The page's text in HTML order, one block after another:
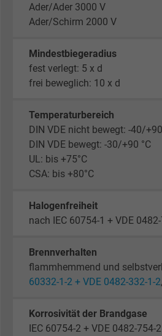
Ader/Ader 3000 V
Ader/Schirm 2000 V
Mindestbiegeradius
fest verlegt: 5 x d
frei beweglich: 10 x d
Temperaturbereich
DIN VDE nicht bewegt: -40/
DIN VDE bewegt: -30/+90 °C
UL: bis +75°C
CSA: bis +80°C
Halogenfreiheit
nach IEC 60754-1 + VDE
Brennverhalten
flammhemmend und
60332-1-2 + VDE 0482-332-1-2
Korrosivität der Brandgase
IEC 60754-2 + VDE 0482-754-